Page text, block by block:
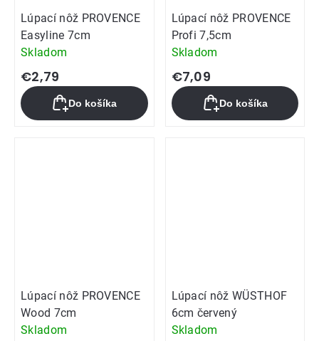
Lúpací nôž PROVENCE
Easyline 7cm
Skladom
€2,79
Do košíka
Lúpací nôž PROVENCE
Profi 7,5cm
Skladom
€7,09
Do košíka
Lúpací nôž PROVENCE
Wood 7cm
Skladom
Lúpací nôž WÜSTHOF
6cm červený
Skladom